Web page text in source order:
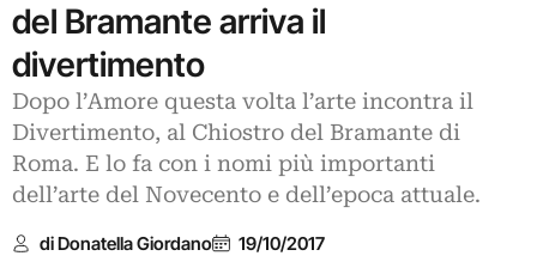
del Bramante arriva il
divertimento
Dopo l’Amore questa volta l’arte incontra il
Divertimento, al Chiostro del Bramante di
Roma. E lo fa con i nomi più importanti
dell’arte del Novecento e dell’epoca attuale.
di Donatella Giordano 19/10/2017